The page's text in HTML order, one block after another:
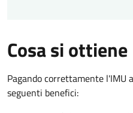
Cosa si ottiene
Pagando correttamente l'IMU
seguenti benefici: